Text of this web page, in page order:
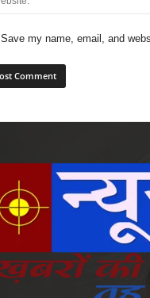
Save my name, email, and